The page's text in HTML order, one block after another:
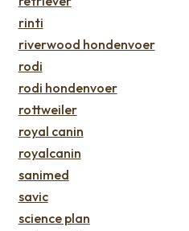
rinti
riverwood hondenvoer
rodi
rodi hondenvoer
rottweiler
royal canin
royalcanin
sanimed
savic
science plan